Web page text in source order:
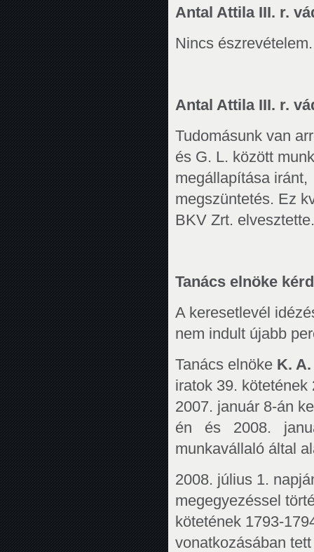
Antal Attila III. r.
Nincs észrevételem.
Antal Attila III. r.
Tudomásunk van
és G. L. között
megállapítása
megszüntetés. Ez
BKV Zrt. elvesztette.
Tanács elnöke
A keresetlevél
nem indult újabb
Tanács elnöke K.
iratok 39.
2007. január 8-án
én és 2008.
munkavállaló által
2008. július 1.
megegyezéssel
kötetének 1793-
vonatkozásában